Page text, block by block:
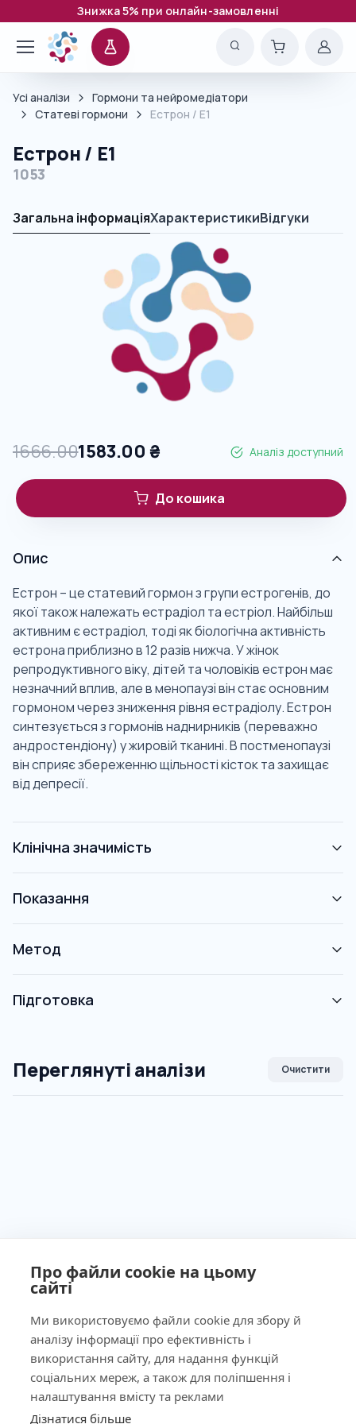
Про файли cookie на цьому
сайті
Ми використовуємо файли cookie для збору й
аналізу інформації про ефективність і
використання сайту, для надання функцій
соціальних мереж, а також для поліпшення і
налаштування вмісту та реклами
Дізнатися більше
Знижка 5% при онлайн-замовленні
Усі аналізи
Гормони та нейромедіатори
Статеві гормони
Естрон / E1
Естрон / E1
1053
Загальна інформаціяХарактеристикиВідгуки
1666.001583.00 ₴ Аналіз доступний
До кошика
Опис
Естрон – це статевий гормон з групи естрогенів, до
якої також належать естрадіол та естріол. Найбільш
активним є естрадіол, тоді як біологічна активність
естрона приблизно в 12 разів нижча. У жінок
репродуктивного віку, дітей та чоловіків естрон має
незначний вплив, але в менопаузі він стає основним
гормоном через зниження рівня естрадіолу. Естрон
синтезується з гормонів наднирників (переважно
андростендіону) у жировій тканині. В постменопаузі
він сприяє збереженню щільності кісток та захищає
від депресії.
Клінічна значимість
Показання
Метод
Підготовка
Переглянуті аналізи Очистити
Ліцензія МОЗ України №603260 від 23.09.2011
КНОПКА